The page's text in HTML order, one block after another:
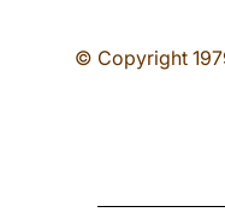
© Copyright